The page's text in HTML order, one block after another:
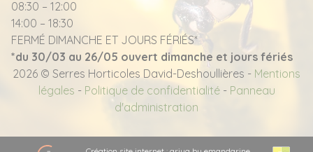
08:30 – 12:00
14:00 – 18:30
FERMÉ DIMANCHE ET JOURS FÉRIÉS*
*du 30/03 au 26/05 ouvert dimanche et jours fériés
2026 © Serres Horticoles David-Deshoullières - Mentions
légales - Politique de confidentialité - Panneau
d'administration